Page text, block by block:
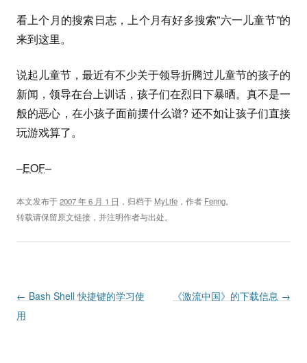
看上个月的搜索日志，上个月有好多搜索”六一儿童节”的
来到这里。
说起儿童节，最近有不少关于领导折腾过儿童节的孩子的
新闻，领导在台上训话，孩子们在烈日下暴晒。真不是一
般的恶心，在小孩子面前摆什么谱? 还不如让孩子们直接
玩游戏算了。
–EOF–
本文发布于2007 年 6 月 1 日 ，归档于 MyLife ，作者 Fenng。
转载请保留原文链接，并注明作者与出处。
Post navigation
← Bash Shell 快捷键的学习使
用
《激流中国》的下载信息 →